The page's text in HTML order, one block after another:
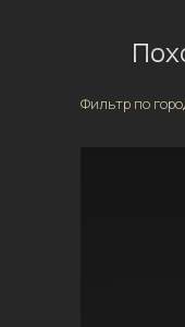
Фильтр по